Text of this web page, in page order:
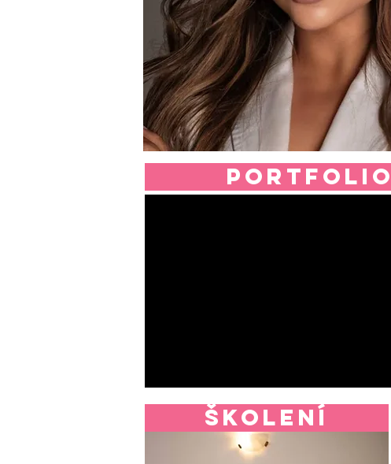
portfolio
školení